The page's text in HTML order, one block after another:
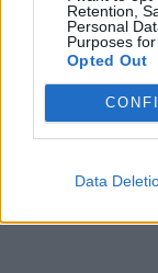
Retention,
Personal
Purposes
Opted Out
Data